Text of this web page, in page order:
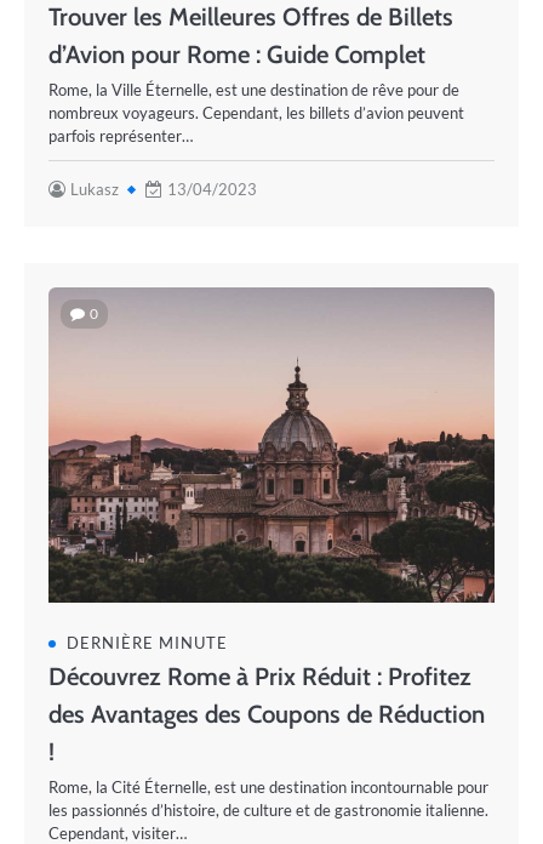
Trouver les Meilleures Offres de Billets
d’Avion pour Rome : Guide Complet
Rome, la Ville Éternelle, est une destination de rêve pour de
nombreux voyageurs. Cependant, les billets d’avion peuvent
parfois représenter…
Lukasz 13/04/2023
0
DERNIÈRE MINUTE
Découvrez Rome à Prix Réduit : Profitez
des Avantages des Coupons de Réduction
!
Rome, la Cité Éternelle, est une destination incontournable pour
les passionnés d’histoire, de culture et de gastronomie italienne.
Cependant, visiter…